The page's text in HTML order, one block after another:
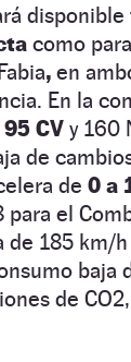
como
, en
En la
95 CV y 160
de
de 0 a
para el
de 185 km/
baja
de